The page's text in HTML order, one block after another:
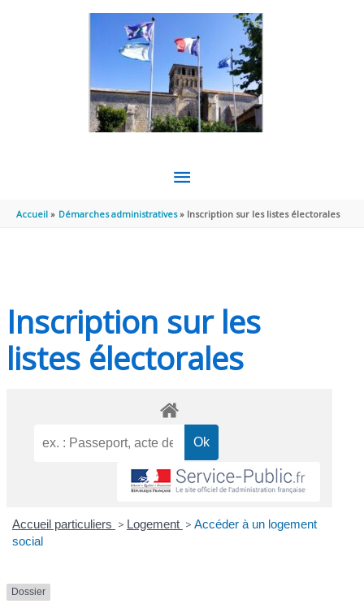
MENU
PRINCIPAL
Accueil Démarches administratives Inscription sur les listes électorales
Inscription sur les
listes électorales
Accueil particuliers > Logement > Accéder à un logement
social
Dossier